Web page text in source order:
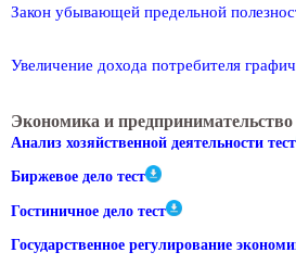
Закон убывающей предельной
Увеличение дохода потребителя
Экономика и предпринимательство
Анализ хозяйственной деятельности тест
Биржевое дело тест
Гостиничное дело тест
Государственное регулирование